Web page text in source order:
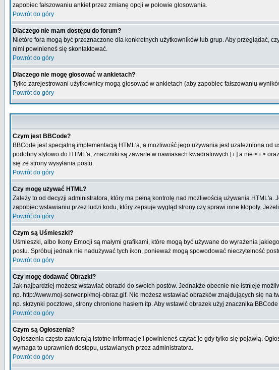
zapobiec fałszowaniu ankiet przez zmianę opcji w połowie głosowania.
Powrót do góry
Dlaczego nie mam dostępu do forum?
Nietóre fora mogą być przeznaczone dla konkretnych użytkowników lub grup. Aby przeglądać,
nimi powinieneś się skontaktować.
Powrót do góry
Dlaczego nie mogę głosować w ankietach?
Tylko zarejestrowani użytkownicy mogą głosować w ankietach (aby zapobiec fałszowaniu
Powrót do góry
Czym jest BBCode?
BBCode jest specjalną implementacją HTML'a, a możliwość jego używania jest uzależniona od
podobny stylowo do HTML'a, znaczniki są zawarte w nawiasach kwadratowych [ i ] a nie < i >
się ze strony wysyłania postu.
Powrót do góry
Czy mogę używać HTML?
Zależy to od decyzji administratora, który ma pełną kontrolę nad możliwością używania
zapobiec wstawianiu przez ludzi kodu, który zepsuje wygląd strony czy sprawi inne kłopoty.
Powrót do góry
Czym są Uśmieszki?
Uśmieszki, albo Ikony Emocji są małymi grafikami, które mogą być używane do wyrażenia
postu. Spróbuj jednak nie nadużywać tych ikon, ponieważ mogą spowodować nieczytelność
Powrót do góry
Czy mogę dodawać Obrazki?
Jak najbardziej możesz wstawiać obrazki do swoich postów. Jednakże obecnie nie istnieje
np. http://www.moj-serwer.pl/moj-obraz.gif. Nie możesz wstawiać obrazków znajdujących się
np. skrzynki pocztowe, strony chronione hasłem itp. Aby wstawić obrazek użyj znacznika
Powrót do góry
Czym są Ogłoszenia?
Ogłoszenia często zawierają istotne informacje i powinieneś czytać je gdy tylko się pojawią.
wymaga to uprawnień dostępu, ustawianych przez administratora.
Powrót do góry